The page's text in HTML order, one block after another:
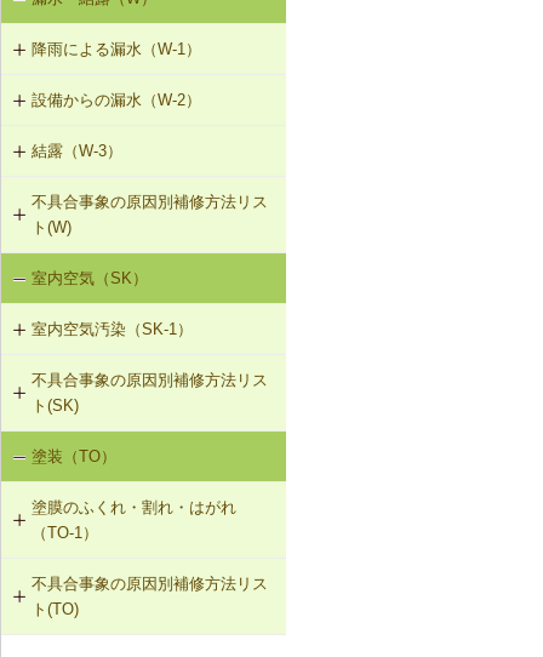
T-1-003 ラッチボルト受金物の調整
T-1-004 錠の取替え
T-1-007 敷居のレベル調整
T-1-008 建具上桟削り調整
T-1-009 建具枠の取替え
降雨による漏水（W-1）
W-1-501 けらば水切の再施工
W-1-502 軒先水切・軒どいの再施工
W-1-503 棟部下地及びシーリング材
の再施工
W-1-504 下ぶき材（二重張り）と谷
板の再施工
ング再施工
防水紙の再施工／遮音性能のある外
W-1-507 換気フード等のシーリング
W-1-508 排気ダクトの取付け直し
設備からの漏水（W-2）
W-2-001 混合水栓の接続部品の交換
W-2-002 給湯配管の取替え、再固定
W-2-003 給水・給湯配管接続部のガ
スケット交換
W-2-004 継手の交換
W-2-005 大便器と排水配管接続部の
取付け直し
W-2-006 給水配管ルートの変更
W-2-007 洗濯機防水パン・トラップ
の取付け直し
結露（W-3）
W-3-001 防露型の便器・ロータンク
に交換
W-3-002 結露受、結露排水口の追加
W-3-003 熱交換型換気扇の設置
W-3-004 湿度連動型換気扇の設置
露被覆
W-3-102 天井断熱材の不連続部分の
不具合事象の原因別補修方法リス
ト(W)
降雨による漏水（W-1）
設備からの漏水（W-2）
結露（W-3）
室内空気（SK）
室内空気汚染（SK-1）
SK-1-001 給排気口の位置の変更
SK-1-002 ダクトの増設
SK-1-004 通気措置を講じた建具へ
の交換
SK-1-005 通気止め・気密層の設置
SK-1-003 換気ファンの交換
不具合事象の原因別補修方法リス
ト(SK)
室内空気の汚染（SK-1）
塗装（TO）
塗膜のふくれ・割れ・はがれ
（TO-1）
TO-1-001 外壁の塗料の塗替え(コン
クリート系下地)
不具合事象の原因別補修方法リス
ト(TO)